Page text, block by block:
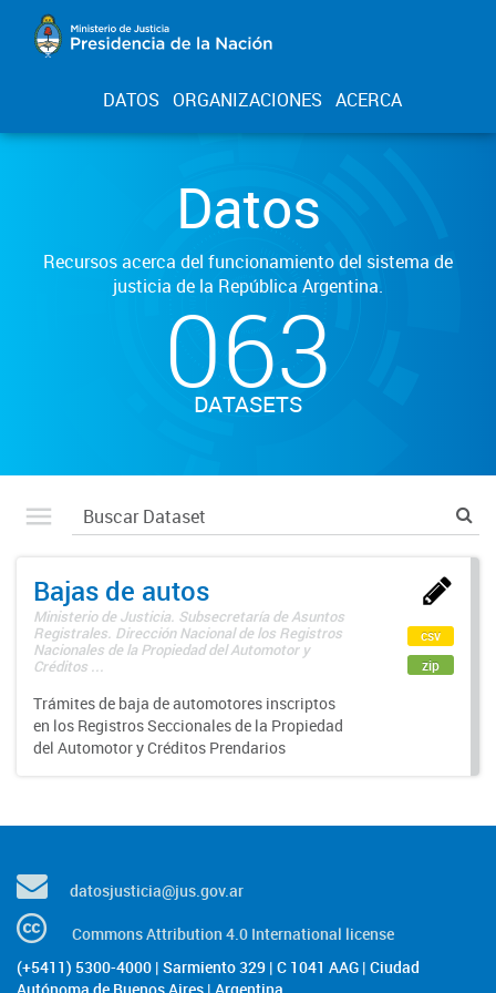
DATOS ORGANIZACIONES ACERCA
Datos
Recursos acerca del funcionamiento del sistema de
justicia de la República Argentina.
063
DATASETS
Bajas de autos
Ministerio de Justicia. Subsecretaría de Asuntos
Registrales. Dirección Nacional de los Registros
Nacionales de la Propiedad del Automotor y
Créditos ...
Trámites de baja de automotores inscriptos
en los Registros Seccionales de la Propiedad
del Automotor y Créditos Prendarios
csv
zip
datosjusticia@jus.gov.ar
Commons Attribution 4.0 International license
(+5411) 5300-4000 | Sarmiento 329 | C 1041 AAG | Ciudad